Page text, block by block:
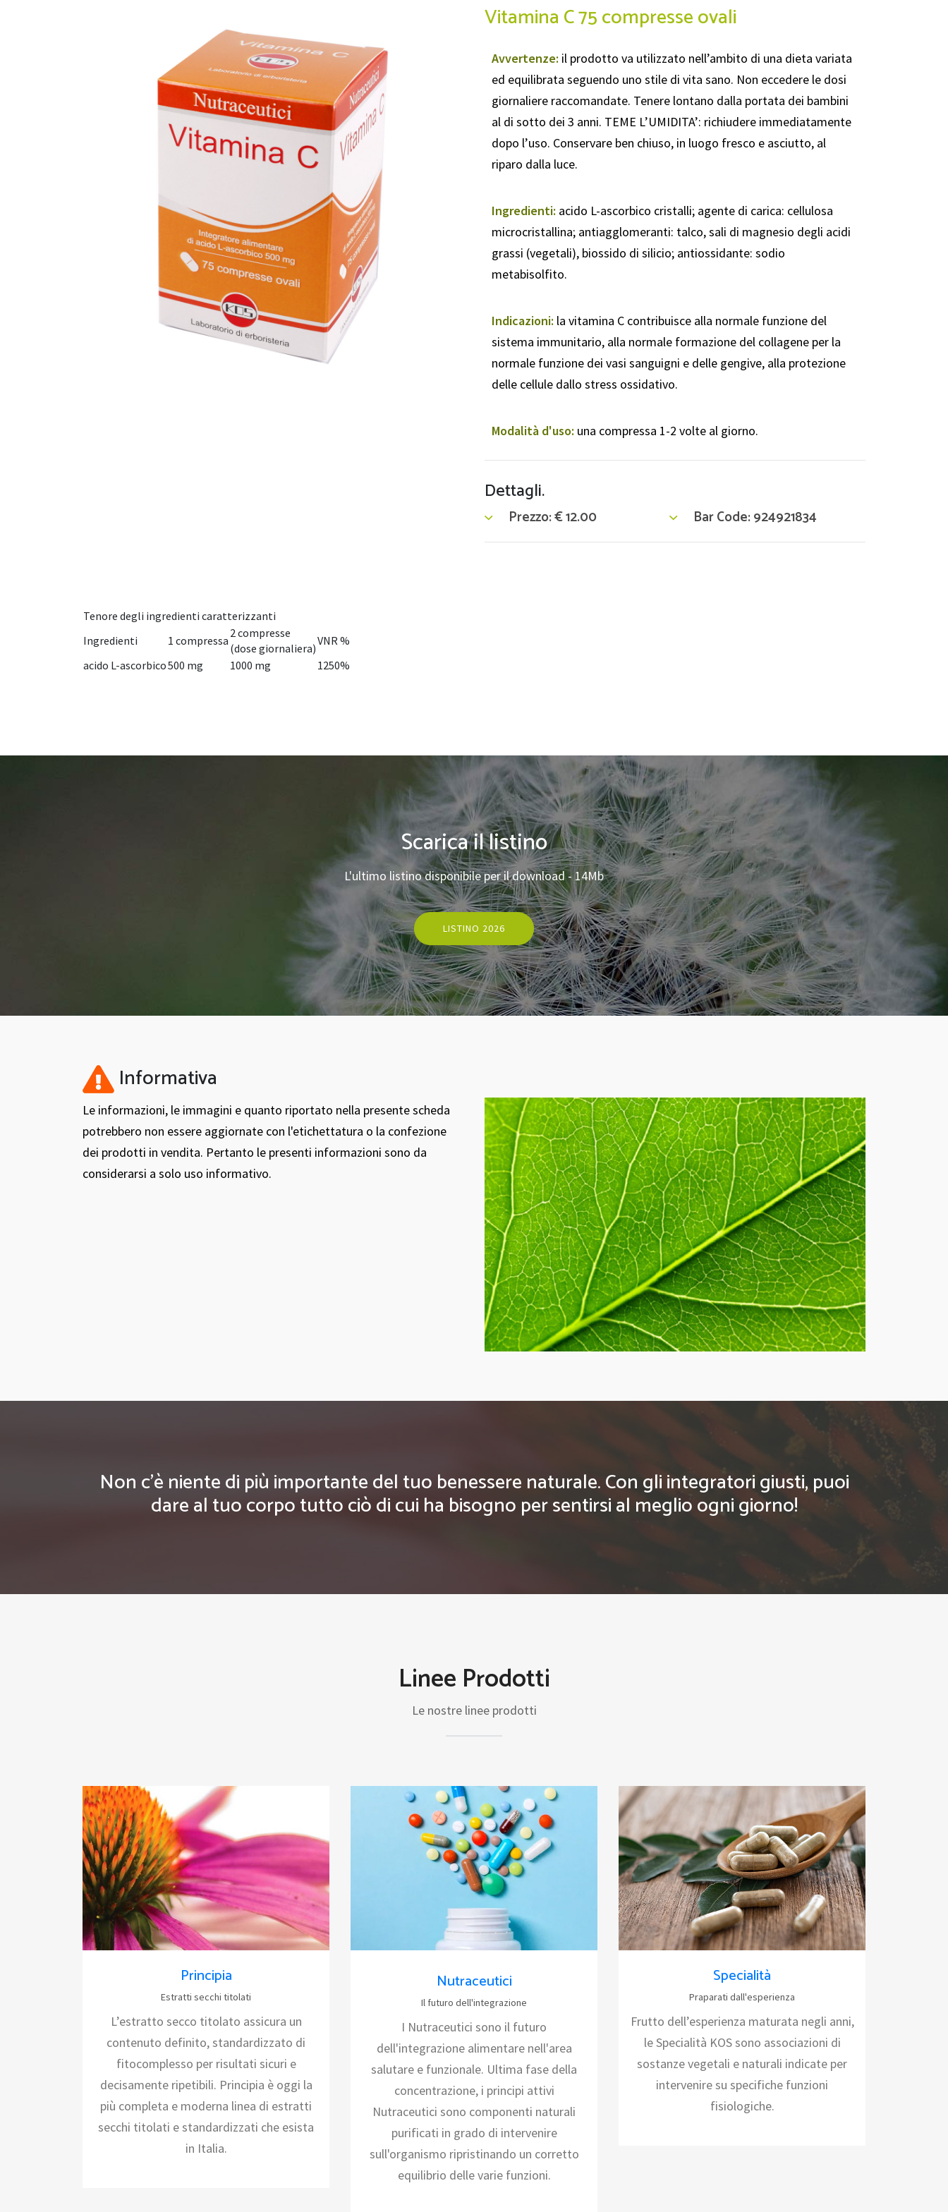
Vitamina C 75 compresse ovali
Avvertenze: il prodotto va utilizzato nell’ambito di una dieta variata
ed equilibrata seguendo uno stile di vita sano. Non eccedere le dosi
giornaliere raccomandate. Tenere lontano dalla portata dei bambini
al di sotto dei 3 anni. TEME L’UMIDITA’: richiudere immediatamente
dopo l’uso. Conservare ben chiuso, in luogo fresco e asciutto, al
riparo dalla luce.
Ingredienti: acido L-ascorbico cristalli; agente di carica: cellulosa
microcristallina; antiagglomeranti: talco, sali di magnesio degli acidi
grassi (vegetali), biossido di silicio; antiossidante: sodio
metabisolfito.
Indicazioni: la vitamina C contribuisce alla normale funzione del
sistema immunitario, alla normale formazione del collagene per la
normale funzione dei vasi sanguigni e delle gengive, alla protezione
delle cellule dallo stress ossidativo.
Modalità d'uso: una compressa 1-2 volte al giorno.
Dettagli.
Prezzo:€12.00 Bar Code: 924921834
Tenore degli ingredienti caratterizzanti
Ingredienti
1 compressa
2 compresse
(dose giornaliera)
VNR %
acido L-ascorbico500 mg 1000 mg 1250%
Scarica il listino
L'ultimo listino disponibile per il download - 14Mb
LISTINO 2026
Informativa
Le informazioni, le immagini e quanto riportato nella presente scheda
potrebbero non essere aggiornate con l'etichettatura o la confezione
dei prodotti in vendita. Pertanto le presenti informazioni sono da
considerarsi a solo uso informativo.
Non c'è niente di più importante del tuo benessere naturale. Con gli integratori giusti, puoi
dare al tuo corpo tutto ciò di cui ha bisogno per sentirsi al meglio ogni giorno!
Linee Prodotti
Le nostre linee prodotti
Principia
Estratti secchi titolati
L’estratto secco titolato assicura un
contenuto definito, standardizzato di
fitocomplesso per risultati sicuri e
decisamente ripetibili. Principia è oggi la
più completa e moderna linea di estratti
secchi titolati e standardizzati che esista
in Italia.
Nutraceutici
Il futuro dell'integrazione
I Nutraceutici sono il futuro
dell'integrazione alimentare nell'area
salutare e funzionale. Ultima fase della
concentrazione, i principi attivi
Nutraceutici sono componenti naturali
purificati in grado di intervenire
sull'organismo ripristinando un corretto
equilibrio delle varie funzioni.
Specialità
Praparati dall'esperienza
Frutto dell’esperienza maturata negli anni,
le Specialità KOS sono associazioni di
sostanze vegetali e naturali indicate per
intervenire su specifiche funzioni
fisiologiche.